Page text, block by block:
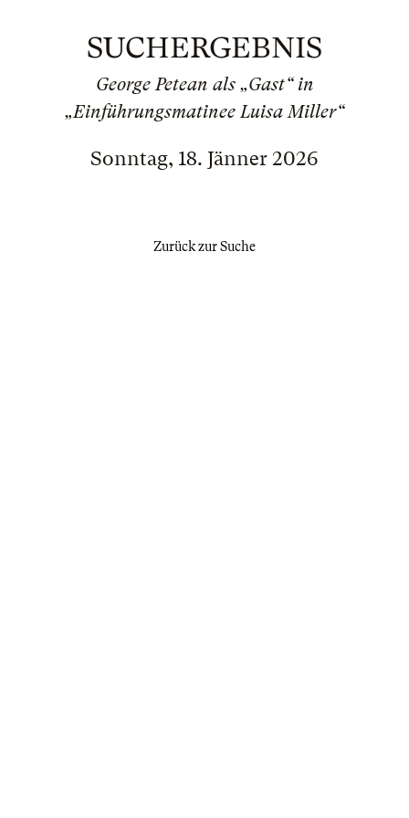
SUCHERGEBNIS
George Petean als „Gast“ in
„Einführungsmatinee Luisa Miller“
Sonntag, 18. Jänner 2026
Zurück zur Suche